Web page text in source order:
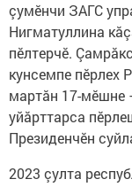
çумӗнчи ЗАГС
Нигматуллина
пӗлтерчӗ.
кунсемпе пӗрлех
мартăн 17-мӗшне
уйăрттарса
Президенчӗн
2023 çулта